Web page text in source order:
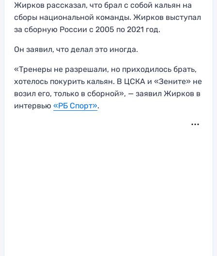
Жирков рассказал, что брал с собой кальян на
сборы национальной команды. Жирков выступал
за сборную России с 2005 по 2021 год.
Он заявил, что делал это иногда.
«Тренеры не разрешали, но приходилось брать,
хотелось покурить кальян. В ЦСКА и «Зените» не
возил его, только в сборной», — заявил Жирков в
интервью «РБ Спорт».